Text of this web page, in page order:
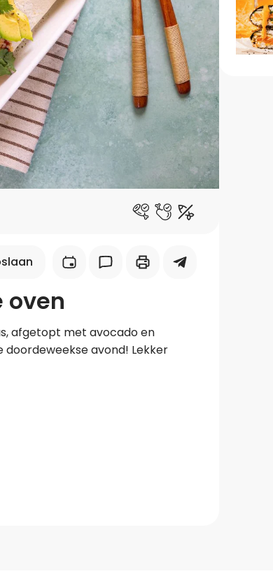
Midden-Oosters
Kooktips & blogs
Leer koken als een chef
Kooktips & blogs
afgetopt met avocado en
avond! Lekker